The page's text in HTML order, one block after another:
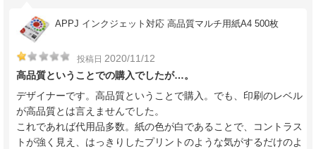
APPJ インクジェット対応 高品質マルチ用紙A4 500枚
投稿日 2020/11/12
高品質ということでの購入でしたが…。
デザイナーです。高品質ということで購入。でも、印刷のレベル
が高品質とは言えませんでした。
これであれば代用品多数。紙の色が白であることで、コントラス
トが強く見え、はっきりしたプリントのような気がするだけのよ